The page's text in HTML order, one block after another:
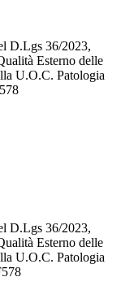
D.Lgs 36/2023,
Esterno delle
U.O.C. Patologia
D.Lgs 36/2023,
Esterno delle
U.O.C. Patologia